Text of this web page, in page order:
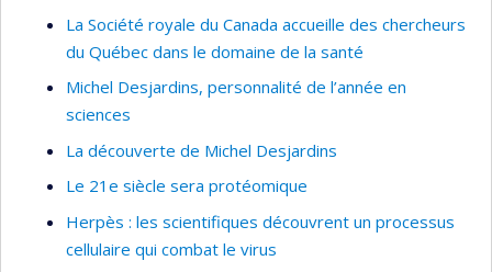
La Société royale du Canada accueille des chercheurs
du Québec dans le domaine de la santé
Michel Desjardins, personnalité de l’année en
sciences
La découverte de Michel Desjardins
Le 21e siècle sera protéomique
Herpès : les scientifiques découvrent un processus
cellulaire qui combat le virus